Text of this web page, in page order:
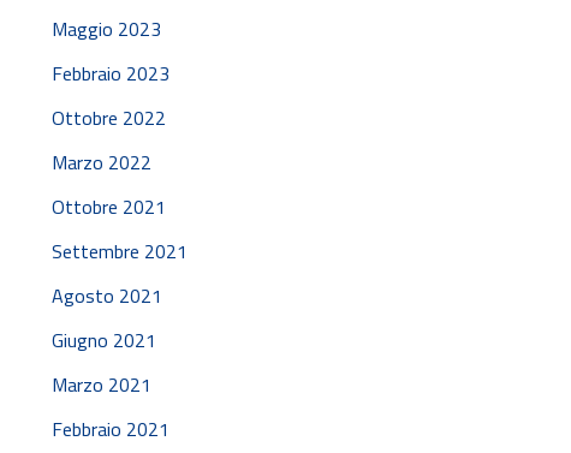
Maggio 2023
Febbraio 2023
Ottobre 2022
Marzo 2022
Ottobre 2021
Settembre 2021
Agosto 2021
Giugno 2021
Marzo 2021
Febbraio 2021